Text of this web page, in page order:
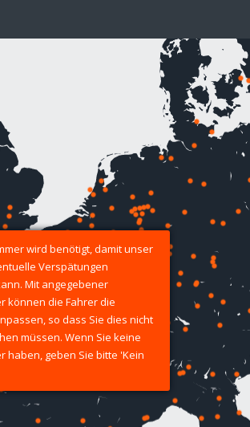
wird benötigt, damit unser
Verspätungen
Mit angegebener
können die Fahrer die
so dass Sie dies nicht
müssen. Wenn Sie keine
haben, geben Sie bitte 'Kein